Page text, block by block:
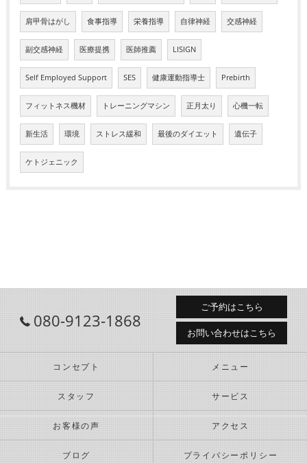
肩甲骨はがし 食事指導 栄養指導 自律神経 交感神経
副交感神経 医療提携 医師推薦 LISIGN
Self Employed Support SES 健康運動指導士 Prebirth
フィットネス機材 トレーニングマシン 正月太り 心機一転
新生活 環境 ストレス緩和 最後のダイエット 遺伝子
ケトジェニック
080-9123-1868
ご予約はこちら
お問い合わせはこちら
コンセプト メニュー
スタッフ サービス
お客様の声 アクセス
ブログ プライバシーポリシー